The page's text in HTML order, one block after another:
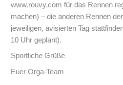
www.rouvy.com für das Rennen
machen) – die anderen Rennen
jeweiligen, avisierten Tag
10 Uhr geplant).
Sportliche Grüße
Euer Orga-Team